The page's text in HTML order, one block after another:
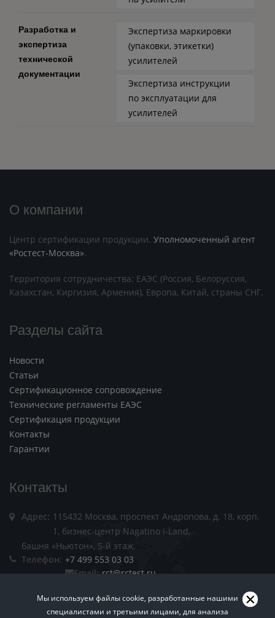
Мы используем файлы cookie, разработанные нашими
специалистами и третьими лицами, для анализа
Разработка и
экспертиза
технической
документации
Экспертиза маркировки
(упаковки, этикетки)
усилителей
Экспертиза инструкции
по эксплуатации для
усилителей
О компании
Центр сертификации продукции. Уполномоченный агент
«Ростест-Москва».
Территория сотрудничества: ЕАЭС (Россия, Белоруссия,
Казахстан, Киргизия, Армения), Европа, Китай, страны СНГ.
Разделы сайта
Новости
Статьи
Сертификационное сопровождение
Технические регламенты ЕАЭС
Сертификация продукции
Контакты
Гарантии
Контакты
Адрес: 115432 Москва, проспект Андропова, д. 18, корп.
1, бизнес-центр Nagatino i-Land,
башня «Ньютон», 5-й этаж.
Телефон: +7 499 553 03 03
Email: rct@rctest.ru